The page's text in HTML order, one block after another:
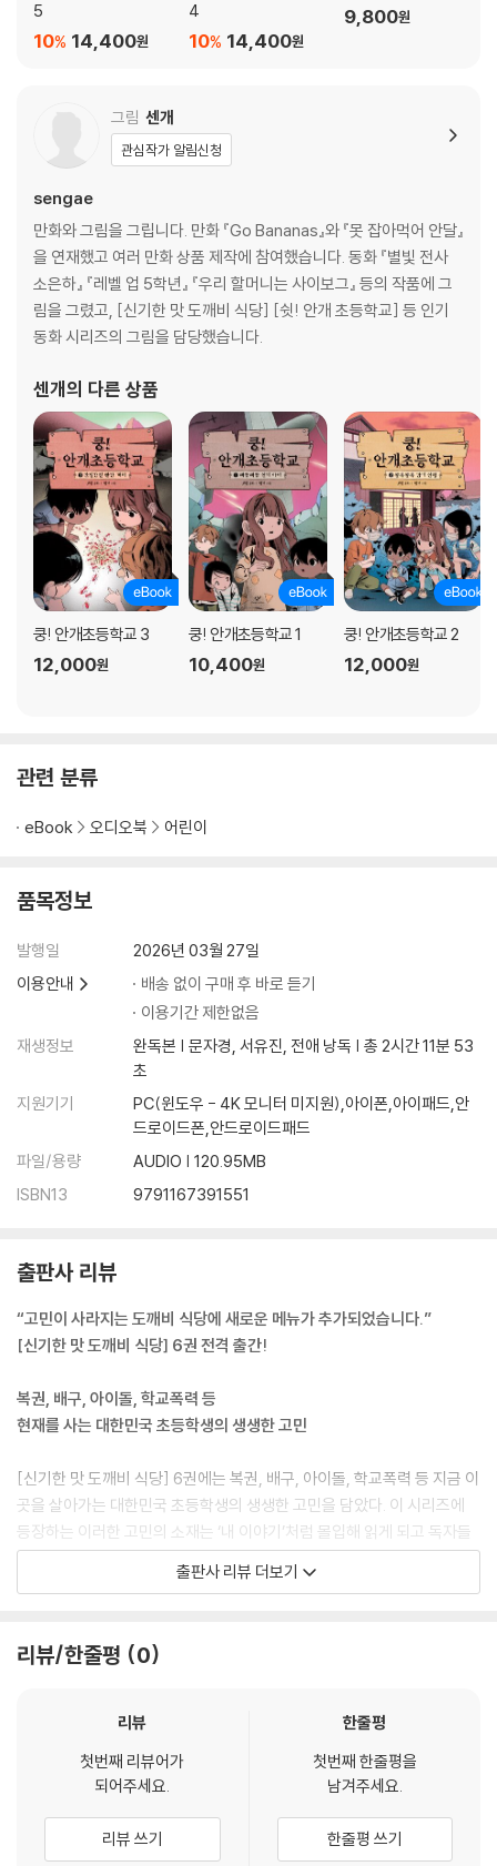
5
14,400원
10%
4
14,400원
10%
9,800원
그림 센개
관심작가 알림신청
sengae
만화와 그림을 그립니다. 만화 『Go Bananas』와 『못 잡아먹어 안달』
을 연재했고 여러 만화 상품 제작에 참여했습니다. 동화 『별빛 전사
소은하』 『레벨 업 5학년』 『우리 할머니는 사이보그』 등의 작품에 그
림을 그렸고, [신기한 맛 도깨비 식당] [쉿! 안개 초등학교] 등 인기
동화 시리즈의 그림을 담당했습니다.
센개의 다른 상품
쿵! 안개초등학교 3
12,000원
쿵! 안개초등학교 1
10,400원
쿵! 안개초등학교 2
12,000원
관련 분류
eBook 오디오북 어린이
품목정보
발행일
2026년 03월 27일
이용안내
배송 없이 구매 후 바로 듣기
이용기간 제한없음
재생정보
완독본 | 문자경, 서유진, 전애 낭독 | 총 2시간 11분 53
초
지원기기
PC(윈도우 - 4K 모니터 미지원),아이폰,아이패드,안
드로이드폰,안드로이드패드
파일/용량
AUDIO | 120.95MB
ISBN13
9791167391551
출판사 리뷰
“고민이 사라지는 도깨비 식당에 새로운 메뉴가 추가되었습니다.”
[신기한 맛 도깨비 식당] 6권 전격 출간!
복권, 배구, 아이돌, 학교폭력 등
현재를 사는 대한민국 초등학생의 생생한 고민
[신기한 맛 도깨비 식당] 6권에는 복권, 배구, 아이돌, 학교폭력 등 지금 이
곳을 살아가는 대한민국 초등학생의 생생한 고민을 담았다. 이 시리즈에
등장하는 이러한 고민의 소재는 ‘내 이야기’처럼 몰입해 읽게 되고 독자들
이 다음 권을 기다리게 되는 커다란 이유 중에 하나다. 이와 관련해 저자는
어른들의 머릿속에서 상상하거나 언론에 보도되는 이슈가 아니라, 실제 초
마라탕, 탕수육, 치킨 등
등학생에게 최고 인기 있는 메뉴다. 어린이들이 좋아하는 이 메뉴들은 푸
른 바다에서 건져 올린 무시무시한 아귀, 황금 비녀에서 떨어지는 신비한
황금 가루 등 환상적인 재료와 소스를 만나 세상에 하나뿐인 특별한 맞춤
요리로 탄생한다. 특히 오감과 상상력을 자극하는 요리 과정, 군침이 절로
출판사 리뷰 더보기
리뷰/한줄평 0
리뷰
첫번째 리뷰어가
되어주세요.
리뷰 쓰기
한줄평
첫번째 한줄평을
남겨주세요.
한줄평 쓰기